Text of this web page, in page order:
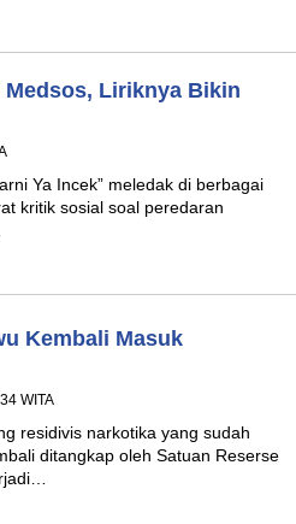
Liriknya Bikin
Ya Incek” meledak di berbagai
kritik sosial soal peredaran
Kembali Masuk
WITA
residivis narkotika yang sudah
ditangkap oleh Satuan Reserse